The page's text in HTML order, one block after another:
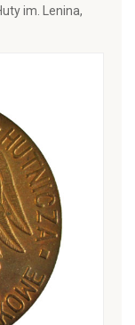
im. Lenina,